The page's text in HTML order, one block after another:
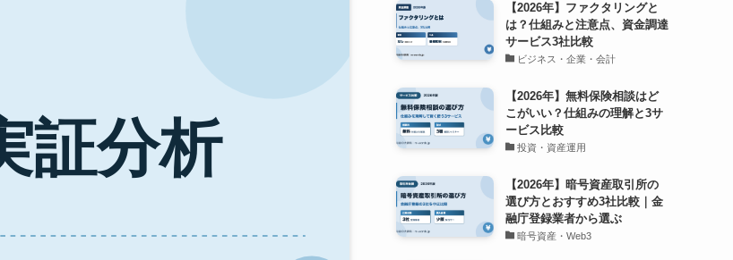
【2026年】ファクタリングと
は？仕組みと注意点、資金調達
サービス3社比較
ビジネス・企業・会計
【2026年】無料保険相談はど
こがいい？仕組みの理解と3サ
ービス比較
投資・資産運用
【2026年】暗号資産取引所の
選び方とおすすめ3社比較｜金
融庁登録業者から選ぶ
暗号資産・Web3